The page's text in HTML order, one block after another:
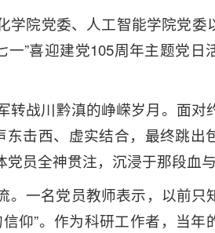
学院党委、人工智能学院党委
”喜迎建党105周年主题党日
转战川黔滇的峥嵘岁月。面对
击西、虚实结合，最终跳出
员全神贯注，沉浸于那段血与
一名党员教师表示，以前只
仰”。作为科研工作者，当年